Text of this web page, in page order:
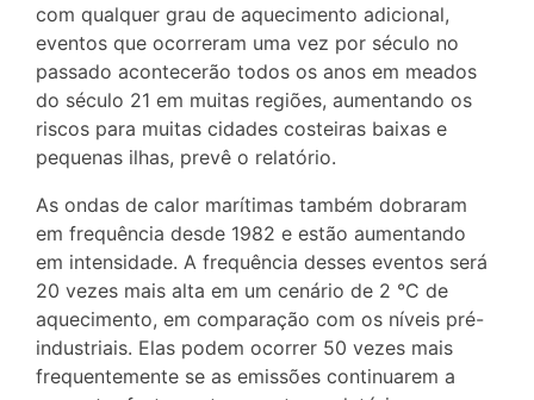
com qualquer grau de aquecimento adicional,
eventos que ocorreram uma vez por século no
passado acontecerão todos os anos em meados
do século 21 em muitas regiões, aumentando os
riscos para muitas cidades costeiras baixas e
pequenas ilhas, prevê o relatório.
As ondas de calor marítimas também dobraram
em frequência desde 1982 e estão aumentando
em intensidade. A frequência desses eventos será
20 vezes mais alta em um cenário de 2 °C de
aquecimento, em comparação com os níveis pré-
industriais. Elas podem ocorrer 50 vezes mais
frequentemente se as emissões continuarem a